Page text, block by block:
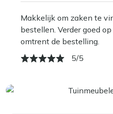
Makkelijk om zaken te
bestellen. Verder goed
omtrent de bestelling.
5/5